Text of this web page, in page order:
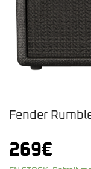
Fender
269€